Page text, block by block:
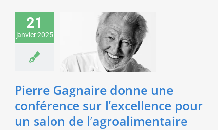
21
janvier 2025
Pierre Gagnaire donne
une conférence sur
l’excellence pour un
salon de
l’agroalimentaire
Gastronomie
Pierre Gagnaire donne une
conférence sur l’excellence pour
un salon de l’agroalimentaire